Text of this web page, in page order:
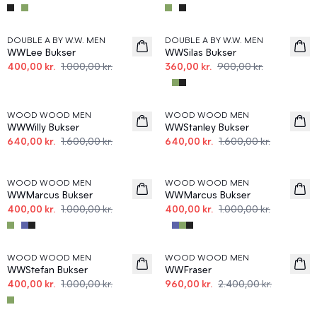
60%
DOUBLE A BY W.W. MEN
WWLee Bukser
400,00 kr. 1.000,00 kr.
60%
DOUBLE A BY W.W. MEN
WWSilas Bukser
360,00 kr. 900,00 kr.
WOOD WOOD MEN
WWWilly Bukser
640,00 kr. 1.600,00 kr.
60%
WOOD WOOD MEN
WWStanley Bukser
640,00 kr. 1.600,00 kr.
WOOD WOOD MEN
WWMarcus Bukser
400,00 kr. 1.000,00 kr.
WOOD WOOD MEN
WWMarcus Bukser
400,00 kr. 1.000,00 kr.
60%
WOOD WOOD MEN
WWStefan Bukser
400,00 kr. 1.000,00 kr.
60%
WOOD WOOD MEN
WWFraser
960,00 kr. 2.400,00 kr.
60%